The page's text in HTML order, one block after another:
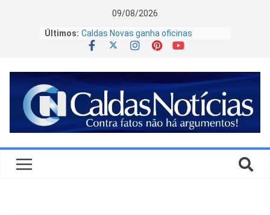
09/08/2026
Últimos: Caldas Novas ganha oficinas
gratuitas para transformar
fortalece com nova etapa da EJA e
curso técnico inédito
20 anos da Lei Maria da Penha:
celebrar o quê?
Goiás entra em alerta para vendaval;